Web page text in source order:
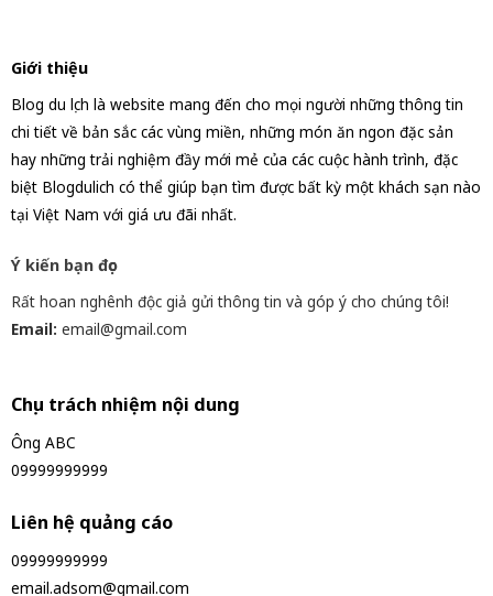
Giới thiệu
Blog du lịch là website mang đến cho mọi người những thông tin
chi tiết về bản sắc các vùng miền, những món ăn ngon đặc sản
hay những trải nghiệm đầy mới mẻ của các cuộc hành trình, đặc
biệt Blogdulich có thể giúp bạn tìm được bất kỳ một khách sạn nào
tại Việt Nam với giá ưu đãi nhất.
Ý kiến bạn đọc
Rất hoan nghênh độc giả gửi thông tin và góp ý cho chúng tôi!
Email: email@gmail.com
Chịu trách nhiệm nội dung
Ông ABC
09999999999
Liên hệ quảng cáo
09999999999
email.adsom@gmail.com